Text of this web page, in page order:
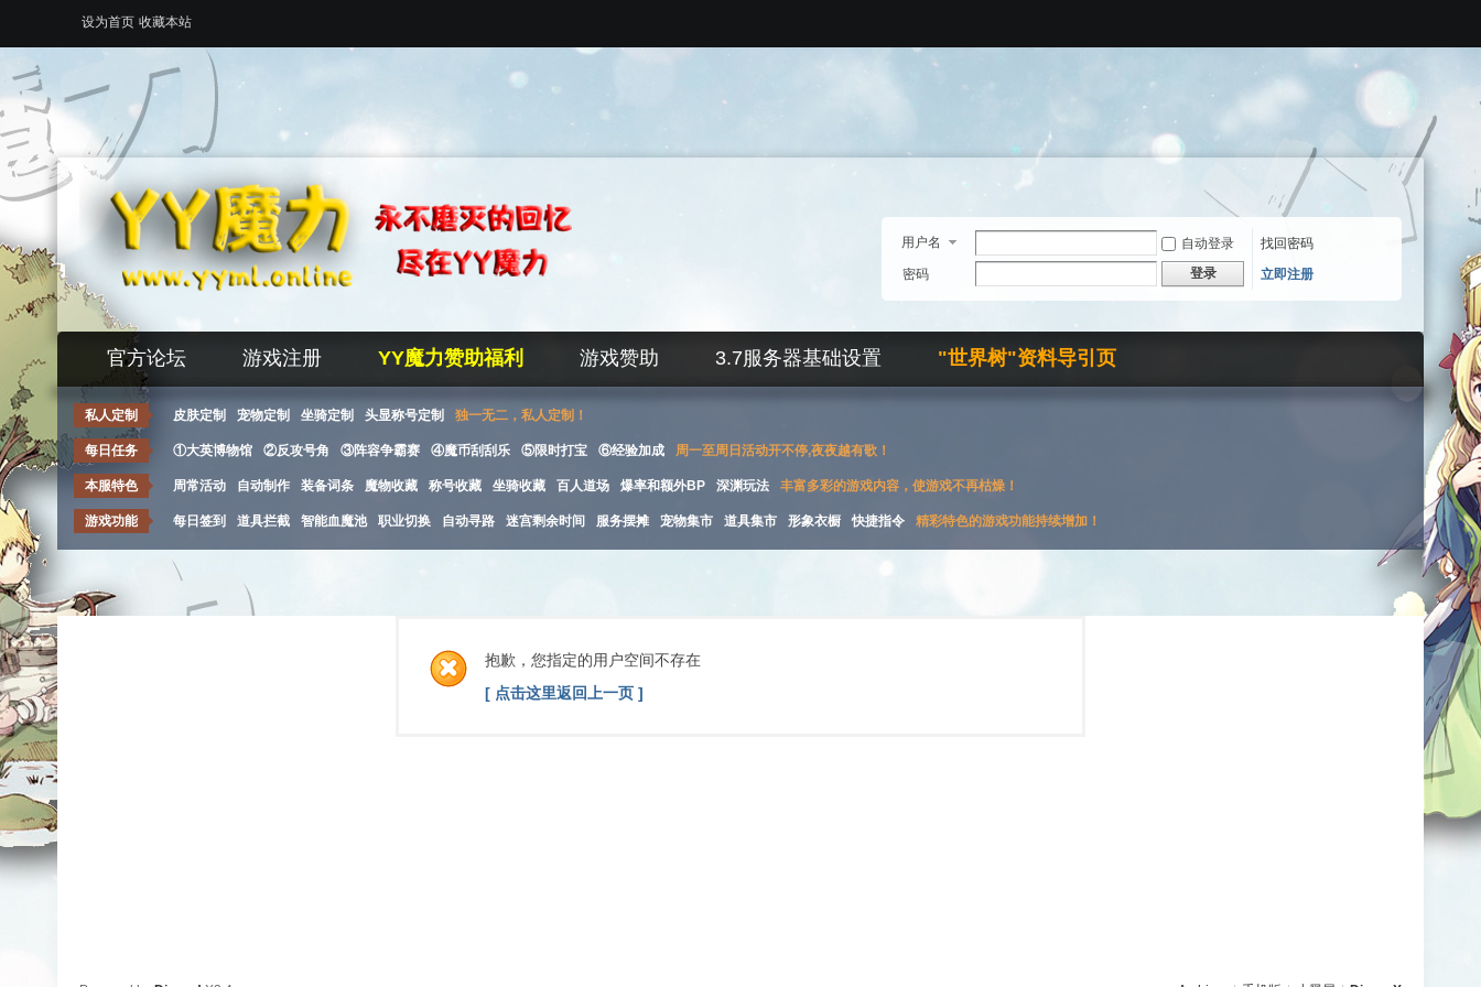
设为首页 收藏本站
用户名 自动登录
找回密码
密码
登录 立即注册
官方论坛 游戏注册 YY魔力赞助福利 游戏赞助 3.7服务器基础设置 "世界树"资料导引页
私人定制 皮肤定制 宠物定制 坐骑定制 头显称号定制 独一无二，私人定制！
每日任务 ①大英博物馆 ②反攻号角 ③阵容争霸赛 ④魔币刮刮乐 ⑤限时打宝 ⑥经验加成 周一至周日活动开不停,夜夜越有歌！
本服特色 周常活动 自动制作 装备词条 魔物收藏 称号收藏 坐骑收藏 百人道场 爆率和额外BP 深渊玩法 丰富多彩的游戏内容，使游戏不再枯燥！
游戏功能 每日签到 道具拦截 智能血魔池 职业切换 自动寻路 迷宫剩余时间 服务摆摊 宠物集市 道具集市 形象衣橱 快捷指令 精彩特色的游戏功能持续增加！
抱歉，您指定的用户空间不存在
[ 点击这里返回上一页 ]